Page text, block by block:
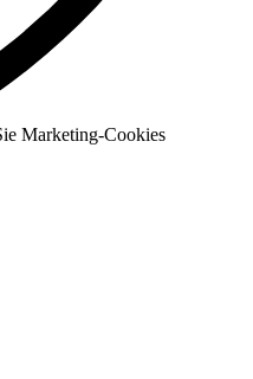
Marketing-Cookies